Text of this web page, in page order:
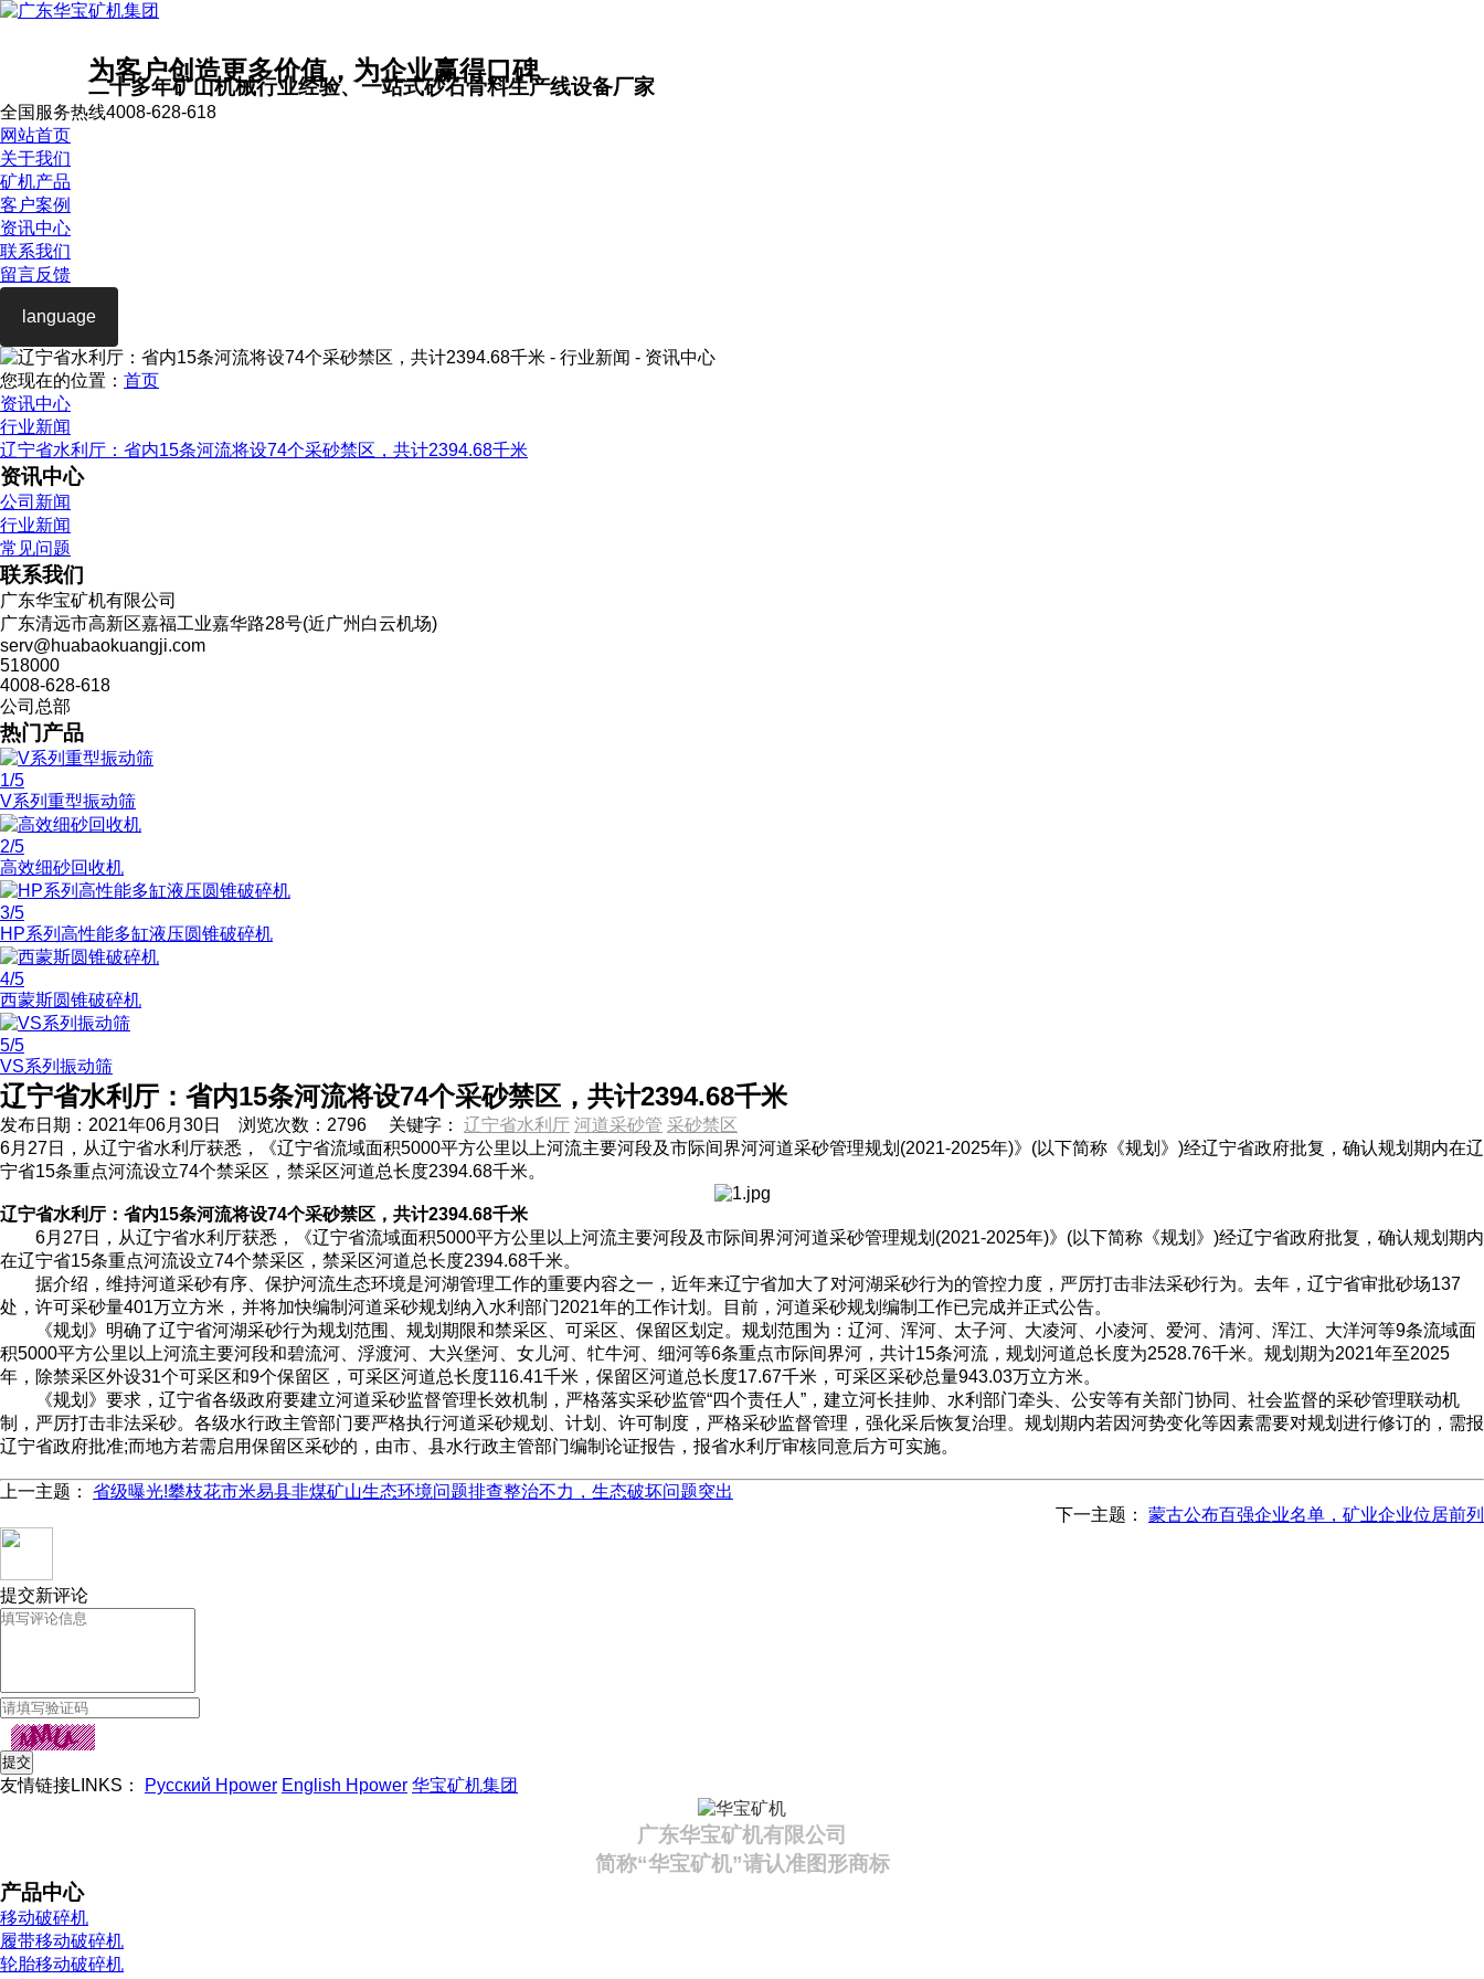
为客户创造更多价值，为企业赢得口碑
二十多年矿山机械行业经验、一站式砂石骨料生产线设备厂家
全国服务热线4008-628-618
网站首页
关于我们
矿机产品
客户案例
资讯中心
联系我们
留言反馈
language
您现在的位置： 首页
资讯中心
行业新闻
辽宁省水利厅：省内15条河流将设74个采砂禁区，共计2394.68千米
资讯中心
公司新闻
行业新闻
常见问题
联系我们
广东华宝矿机有限公司
广东清远市高新区嘉福工业嘉华路28号(近广州白云机场)
serv@huabaokuangji.com
518000
4008-628-618
公司总部
热门产品
1/5
V系列重型振动筛
2/5
高效细砂回收机
3/5
HP系列高性能多缸液压圆锥破碎机
4/5
西蒙斯圆锥破碎机
5/5
VS系列振动筛
辽宁省水利厅：省内15条河流将设74个采砂禁区，共计2394.68千米
发布日期： 2021年06月30日 浏览次数： 2796 关键字： 辽宁省水利厅 河道采砂管 采砂禁区
6月27日，从辽宁省水利厅获悉，《辽宁省流域面积5000平方公里以上河流主要河段及市际间界河河道采砂管理规划(2021-2025年)》(以下简称《规划》)经辽宁省政府批复，确认规划期内在辽
宁省15条重点河流设立74个禁采区，禁采区河道总长度2394.68千米。
辽宁省水利厅：省内15条河流将设74个采砂禁区，共计2394.68千米
6月27日，从辽宁省水利厅获悉，《辽宁省流域面积5000平方公里以上河流主要河段及市际间界河河道采砂管理规划(2021-2025年)》(以下简称《规划》)经辽宁省政府批复，确认规划期内
在辽宁省15条重点河流设立74个禁采区，禁采区河道总长度2394.68千米。
据介绍，维持河道采砂有序、保护河流生态环境是河湖管理工作的重要内容之一，近年来辽宁省加大了对河湖采砂行为的管控力度，严厉打击非法采砂行为。去年，辽宁省审批砂场137
处，许可采砂量401万立方米，并将加快编制河道采砂规划纳入水利部门2021年的工作计划。目前，河道采砂规划编制工作已完成并正式公告。
《规划》明确了辽宁省河湖采砂行为规划范围、规划期限和禁采区、可采区、保留区划定。规划范围为：辽河、浑河、太子河、大凌河、小凌河、爱河、清河、浑江、大洋河等9条流域面
积5000平方公里以上河流主要河段和碧流河、浮渡河、大兴堡河、女儿河、牤牛河、细河等6条重点市际间界河，共计15条河流，规划河道总长度为2528.76千米。规划期为2021年至2025
年，除禁采区外设31个可采区和9个保留区，可采区河道总长度116.41千米，保留区河道总长度17.67千米，可采区采砂总量943.03万立方米。
《规划》要求，辽宁省各级政府要建立河道采砂监督管理长效机制，严格落实采砂监管“四个责任人”，建立河长挂帅、水利部门牵头、公安等有关部门协同、社会监督的采砂管理联动机
制，严厉打击非法采砂。各级水行政主管部门要严格执行河道采砂规划、计划、许可制度，严格采砂监督管理，强化采后恢复治理。规划期内若因河势变化等因素需要对规划进行修订的，需报
辽宁省政府批准;而地方若需启用保留区采砂的，由市、县水行政主管部门编制论证报告，报省水利厅审核同意后方可实施。
上一主题： 省级曝光!攀枝花市米易县非煤矿山生态环境问题排查整治不力，生态破坏问题突出
下一主题： 蒙古公布百强企业名单，矿业企业位居前列
提交新评论
友情链接LINKS： Русский Hpower English Hpower 华宝矿机集团
广东华宝矿机有限公司
简称“华宝矿机”请认准图形商标
产品中心
移动破碎机
履带移动破碎机
轮胎移动破碎机